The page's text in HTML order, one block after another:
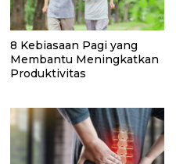
8 Kebiasaan Pagi yang
Membantu Meningkatkan
Produktivitas